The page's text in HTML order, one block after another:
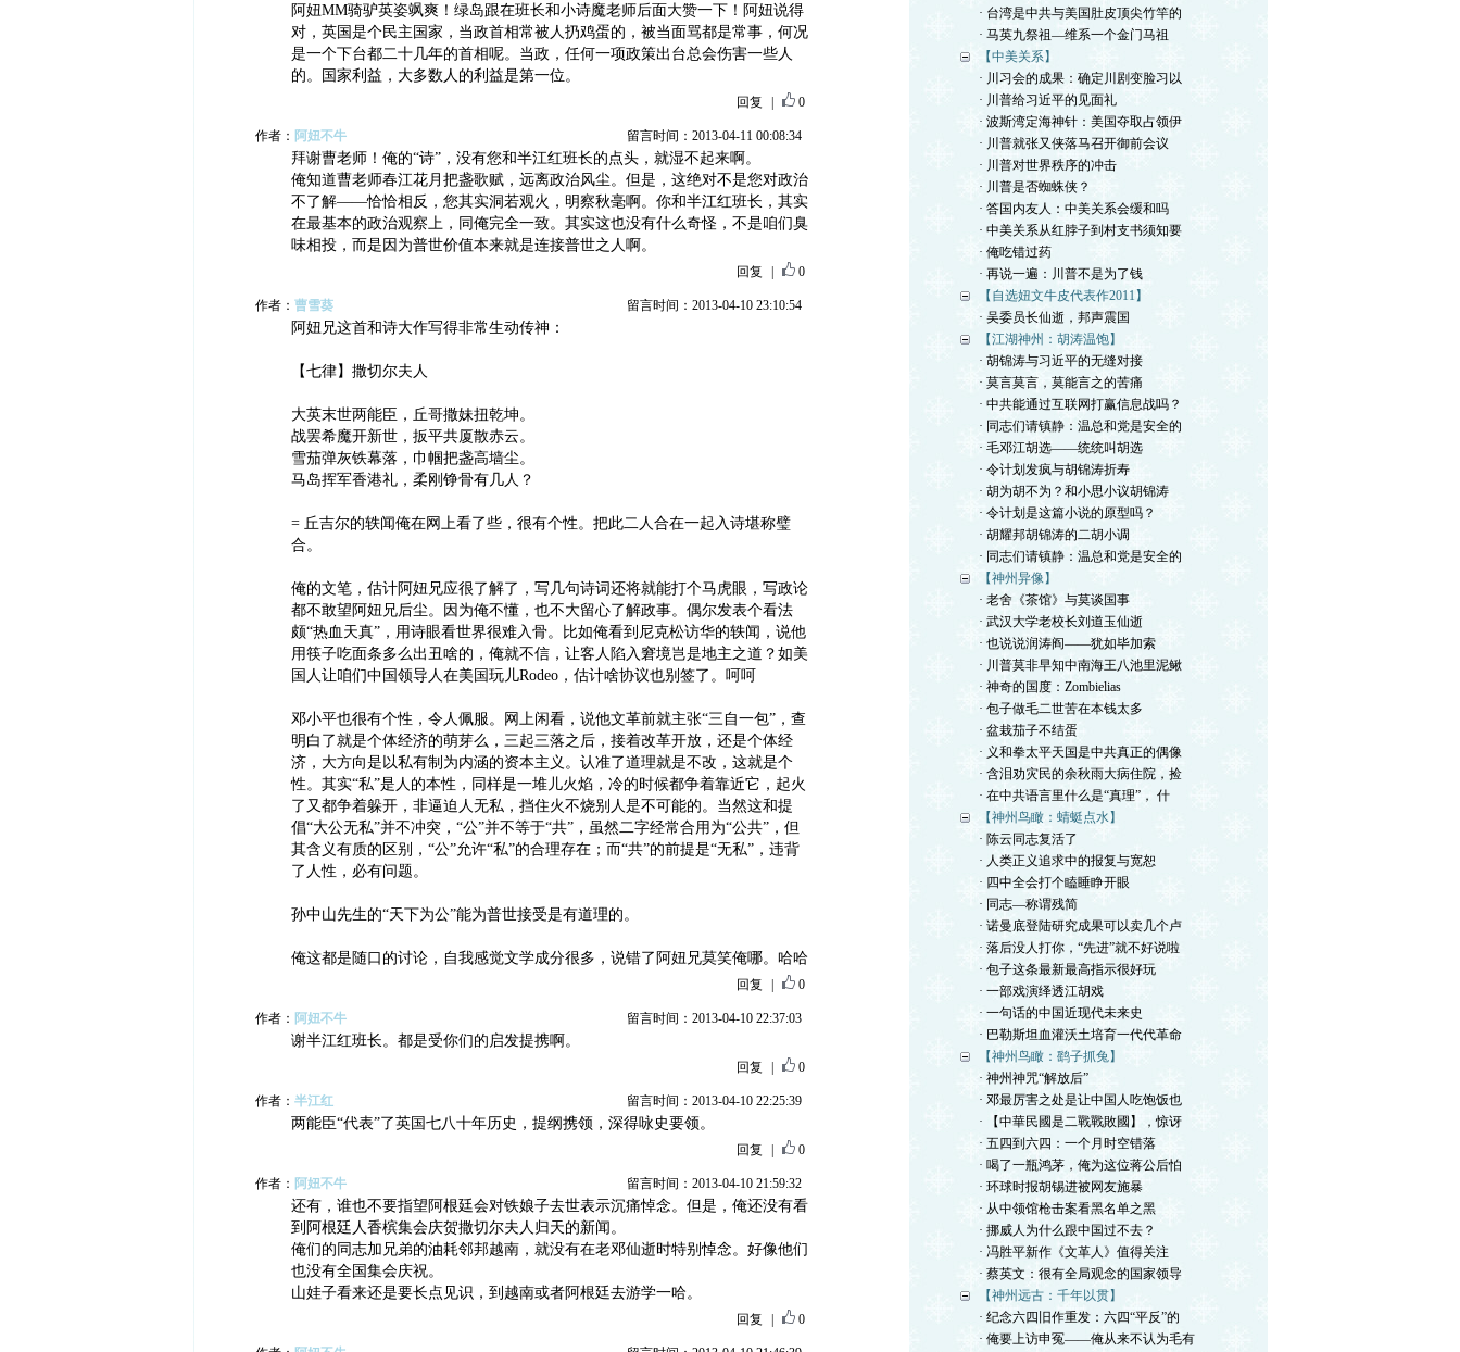
阿妞MM骑驴英姿飒爽！绿岛跟在班长和小诗魔老师后面大赞一下！阿妞说得
对，英国是个民主国家，当政首相常被人扔鸡蛋的，被当面骂都是常事，何况
是一个下台都二十几年的首相呢。当政，任何一项政策出台总会伤害一些人
的。国家利益，大多数人的利益是第一位。
回复 0
作者： 阿妞不牛 留言时间：2013-04-11 00:08:34
拜谢曹老师！俺的“诗”，没有您和半江红班长的点头，就湿不起来啊。
俺知道曹老师春江花月把盏歌赋，远离政治风尘。但是，这绝对不是您对政治
不了解——恰恰相反，您其实洞若观火，明察秋毫啊。你和半江红班长，其实
在最基本的政治观察上，同俺完全一致。其实这也没有什么奇怪，不是咱们臭
味相投，而是因为普世价值本来就是连接普世之人啊。
回复 0
作者： 曹雪葵 留言时间：2013-04-10 23:10:54
阿妞兄这首和诗大作写得非常生动传神：
【七律】撒切尔夫人
大英末世两能臣，丘哥撒妹扭乾坤。
战罢希魔开新世，扳平共厦散赤云。
雪茄弹灰铁幕落，巾帼把盏高墙尘。
马岛挥军香港礼，柔刚铮骨有几人？
= 丘吉尔的轶闻俺在网上看了些，很有个性。把此二人合在一起入诗堪称璧
合。
俺的文笔，估计阿妞兄应很了解了，写几句诗词还将就能打个马虎眼，写政论
都不敢望阿妞兄后尘。因为俺不懂，也不大留心了解政事。偶尔发表个看法
颇“热血天真”，用诗眼看世界很难入骨。比如俺看到尼克松访华的轶闻，说他
用筷子吃面条多么出丑啥的，俺就不信，让客人陷入窘境岂是地主之道？如美
国人让咱们中国领导人在美国玩儿Rodeo，估计啥协议也别签了。呵呵
邓小平也很有个性，令人佩服。网上闲看，说他文革前就主张“三自一包”，查
明白了就是个体经济的萌芽么，三起三落之后，接着改革开放，还是个体经
济，大方向是以私有制为内涵的资本主义。认准了道理就是不改，这就是个
性。其实“私”是人的本性，同样是一堆儿火焰，冷的时候都争着靠近它，起火
了又都争着躲开，非逼迫人无私，挡住火不烧别人是不可能的。当然这和提
倡“大公无私”并不冲突，“公”并不等于“共”，虽然二字经常合用为“公共”，但
其含义有质的区别，“公”允许“私”的合理存在；而“共”的前提是“无私”，违背
了人性，必有问题。
孙中山先生的“天下为公”能为普世接受是有道理的。
俺这都是随口的讨论，自我感觉文学成分很多，说错了阿妞兄莫笑俺哪。哈哈
回复 0
作者： 阿妞不牛 留言时间：2013-04-10 22:37:03
谢半江红班长。都是受你们的启发提携啊。
回复 0
作者： 半江红 留言时间：2013-04-10 22:25:39
两能臣“代表”了英国七八十年历史，提纲携领，深得咏史要领。
回复 0
作者： 阿妞不牛 留言时间：2013-04-10 21:59:32
还有，谁也不要指望阿根廷会对铁娘子去世表示沉痛悼念。但是，俺还没有看
到阿根廷人香槟集会庆贺撒切尔夫人归天的新闻。
俺们的同志加兄弟的油耗邻邦越南，就没有在老邓仙逝时特别悼念。好像他们
也没有全国集会庆祝。
山娃子看来还是要长点见识，到越南或者阿根廷去游学一哈。
回复 0
· 台湾是中共与美国肚皮顶尖竹竿的
· 马英九祭祖—维系一个金门马祖
【中美关系】
· 川习会的成果：确定川剧变脸习以
· 川普给习近平的见面礼
· 波斯湾定海神针：美国夺取占领伊
· 川普就张又侠落马召开御前会议
· 川普对世界秩序的冲击
· 川普是否蜘蛛侠？
· 答国内友人：中美关系会缓和吗
· 中美关系从红脖子到村支书须知要
· 俺吃错过药
· 再说一遍：川普不是为了钱
【自选妞文牛皮代表作2011】
· 吴委员长仙逝，邦声震国
【江湖神州：胡涛温饱】
· 胡锦涛与习近平的无缝对接
· 莫言莫言，莫能言之的苦痛
· 中共能通过互联网打赢信息战吗？
· 同志们请镇静：温总和党是安全的
· 毛邓江胡选——统统叫胡选
· 令计划发疯与胡锦涛折寿
· 胡为胡不为？和小思小议胡锦涛
· 令计划是这篇小说的原型吗？
· 胡耀邦胡锦涛的二胡小调
· 同志们请镇静：温总和党是安全的
【神州异像】
· 老舍《茶馆》与莫谈国事
· 武汉大学老校长刘道玉仙逝
· 也说说润涛阎——犹如毕加索
· 川普莫非早知中南海王八池里泥鳅
· 神奇的国度：Zombielias
· 包子做毛二世苦在本钱太多
· 盆栽茄子不结蛋
· 义和拳太平天国是中共真正的偶像
· 含泪劝灾民的余秋雨大病住院，捡
· 在中共语言里什么是“真理”， 什
【神州鸟瞰：蜻蜓点水】
· 陈云同志复活了
· 人类正义追求中的报复与宽恕
· 四中全会打个瞌睡睁开眼
· 同志—称谓残简
· 诺曼底登陆研究成果可以卖几个卢
· 落后没人打你，“先进”就不好说啦
· 包子这条最新最高指示很好玩
· 一部戏演绎透江胡戏
· 一句话的中国近现代未来史
· 巴勒斯坦血灌沃土培育一代代革命
【神州鸟瞰：鹞子抓兔】
· 神州神咒“解放后”
· 邓最厉害之处是让中国人吃饱饭也
· 【中華民國是二戰戰敗國】，惊讶
· 五四到六四：一个月时空错落
· 喝了一瓶鸿茅，俺为这位蒋公后怕
· 环球时报胡锡进被网友施暴
· 从中领馆枪击案看黑名单之黑
· 挪威人为什么跟中国过不去？
· 冯胜平新作《文革人》值得关注
· 蔡英文：很有全局观念的国家领导
【神州远古：千年以贯】
· 纪念六四旧作重发：六四“平反”的
· 俺要上访申冤——俺从来不认为毛有